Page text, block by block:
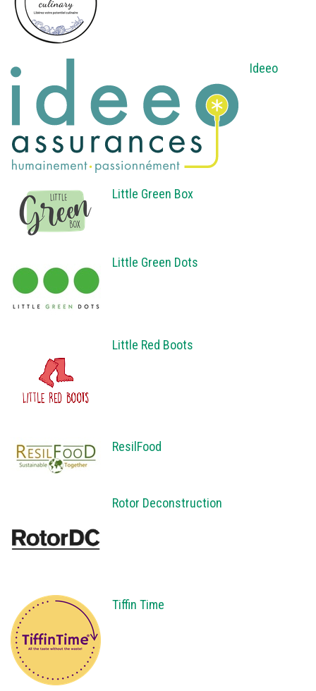
Ideeo
Little Green Box
Little Green Dots
Little Red Boots
ResilFood
Rotor Deconstruction
Tiffin Time